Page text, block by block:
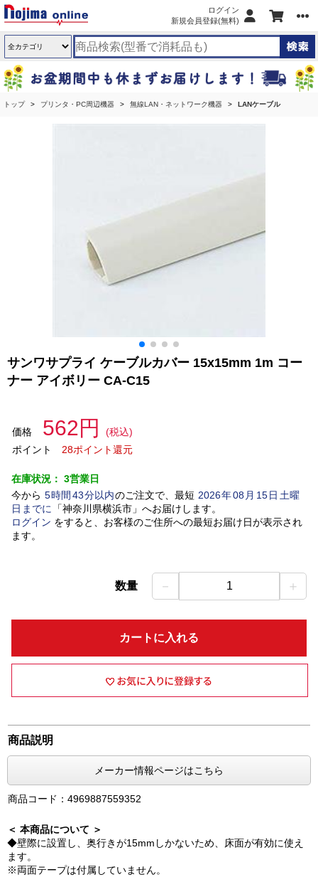
ログイン
新規会員登録(無料)
トップ プリンタ・PC周辺機器 無線LAN・ネットワーク機器 LANケーブル
サンワサプライ ケーブルカバー 15x15mm 1m コー
ナー アイボリー CA-C15
価格 562円
(税込)
ポイント
28ポイント還元
在庫状況： 3営業日
今から 5時間 43分以内のご注文で、最短 2026年08 月 15日土曜
日 までに 「神奈川県横浜市」 へお届けします。
ログイン をすると、お客様のご住所への最短お届け日が表示され
ます。
数量 － 1 ＋
カートに入れる
商品説明
メーカー情報ページはこちら
商品コード：4969887559352
＜ 本商品について ＞
◆壁際に設置し、奥行きが15mmしかないため、床面が有効に使え
ます。
※両面テープは付属していません。